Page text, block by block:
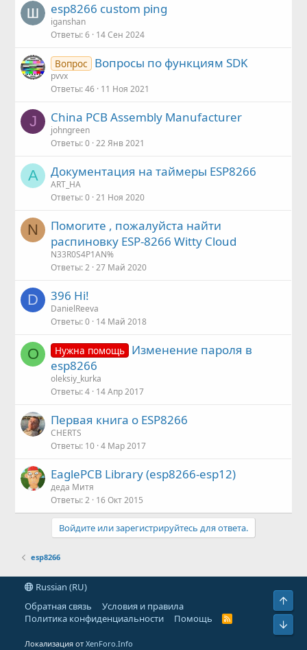
esp8266 custom ping
iganshan
Ответы 6 14 Сен 2024
Вопрос Вопросы по функциям SDK
pvvx
Ответы 46 11 Ноя 2021
J China PCB Assembly Manufacturer
johngreen
Ответы 0 22 Янв 2021
A Документация на таймеры ESP8266
ART_HA
Ответы 0 21 Ноя 2020
N
Помогите , пожалуйста найти
распиновку ESP-8266 Witty Cloud
N33R0S4P1AN%
Ответы 2 27 Май 2020
D 396 Hi!
DanielReeva
Ответы 0 14 Май 2018
O Нужна помощь Изменение пароля в
esp8266
oleksiy_kurka
Ответы 4 14 Апр 2017
Первая книга о ESP8266
CHERTS
Ответы 10 4 Мар 2017
EaglePCB Library (esp8266-esp12)
деда Митя
Ответы 2 16 Окт 2015
Войдите или зарегистрируйтесь для ответа.
esp8266
Russian (RU)
Обратная связь
Условия и правила
Политика конфиденциальности
Помощь
R
Локализация отXenForo.Info